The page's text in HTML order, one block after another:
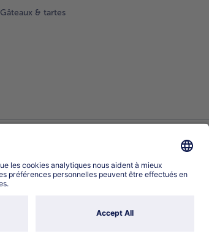
Gâteaux & tartes